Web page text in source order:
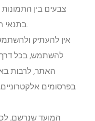
צבעים בין
אין להעתיק
להשתמש, בכל
האתר, לרבות
בפרסומים
המועד שנרשם, לכל